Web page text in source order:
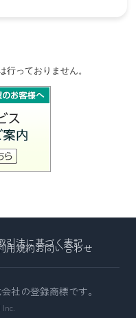
っておりません。
引法に基づく表記
用規約お問い合わせ
社の登録商標です。